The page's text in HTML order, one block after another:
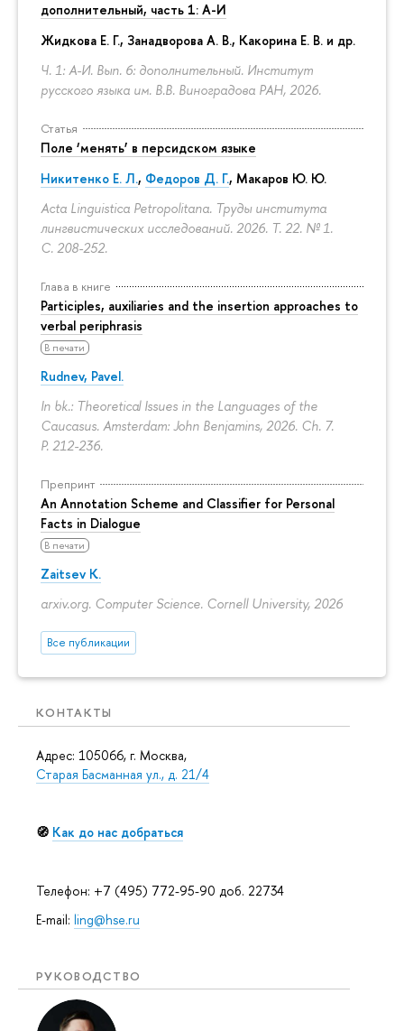
дополнительный, часть 1: А-И
Жидкова Е. Г., Занадворова А. В., Какорина Е. В. и др.
Ч. 1: А-И. Вып. 6: дополнительный. Институт
русского языка им. В.В. Виноградова РАН, 2026.
Статья
Поле ‘менять’ в персидском языке
Никитенко Е. Л., Федоров Д. Г., Макаров Ю. Ю.
Acta Linguistica Petropolitana. Труды института
лингвистических исследований. 2026. Т. 22. № 1.
С. 208-252.
Глава в книге
Participles, auxiliaries and the insertion approaches to
verbal periphrasis
В печати
Rudnev, Pavel.
In bk.: Theoretical Issues in the Languages of the
Caucasus. Amsterdam: John Benjamins, 2026. Ch. 7.
P. 212-236.
Препринт
An Annotation Scheme and Classifier for Personal
Facts in Dialogue
В печати
Zaitsev K.
arxiv.org. Computer Science. Cornell University, 2026
Все публикации
КОНТАКТЫ
Адрес: 105066, г. Москва,
Старая Басманная ул., д. 21/4
🧭 Как до нас добраться
Телефон: +7 (495) 772-95-90 доб. 22734
E-mail: ling@hse.ru
РУКОВОДСТВО